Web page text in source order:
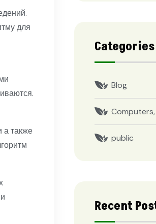
для
а также
Categories
Blog
public
Recent